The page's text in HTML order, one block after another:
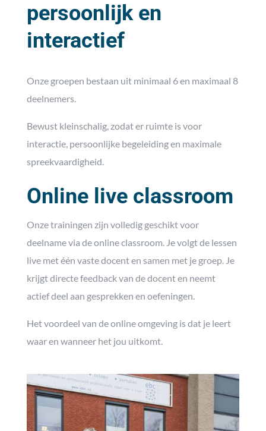
persoonlijk en
interactief
Onze groepen bestaan uit minimaal 6 en maximaal 8
deelnemers.
Bewust kleinschalig, zodat er ruimte is voor
interactie, persoonlijke begeleiding en maximale
spreekvaardigheid.
Online live classroom
Onze trainingen zijn volledig geschikt voor
deelname via de online classroom. Je volgt de lessen
live met één vaste docent en samen met je groep. Je
krijgt directe feedback van de docent en neemt
actief deel aan gesprekken en oefeningen.
Het voordeel van de online omgeving is dat je leert
waar en wanneer het jou uitkomt.